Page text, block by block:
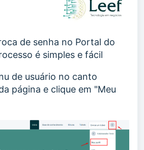
de senha no Portal do
é simples e fácil
de usuário no canto
página e clique em "Meu